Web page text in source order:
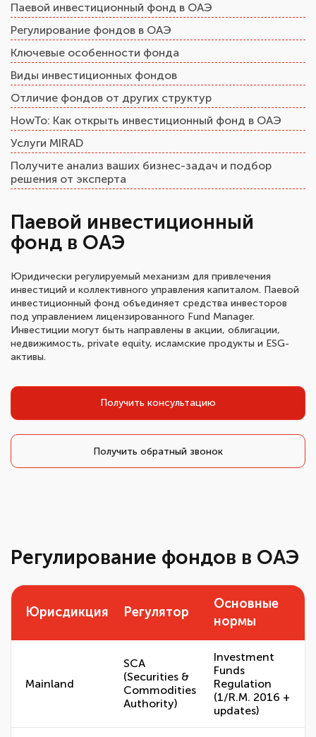
Паевой инвестиционный
фонд в ОАЭ
Юридически регулируемый механизм для привлечения
инвестиций и коллективного управления капиталом. Паевой
инвестиционный фонд объединяет средства инвесторов
под управлением лицензированного Fund Manager.
Инвестиции могут быть направлены в акции, облигации,
недвижимость, private equity, исламские продукты и ESG-
активы.
Получить консультацию
Получить обратный звонок
Регулирование фондов в ОАЭ
Юрисдикция Регулятор
Основные
нормы
Mainland
SCA
(Securities &
Commodities
Authority)
Investment
Funds
Regulation
(1/R.M. 2016 +
updates)
Паевой инвестиционный фонд в ОАЭ
Регулирование фондов в ОАЭ
Ключевые особенности фонда
Виды инвестиционных фондов
Отличие фондов от других структур
HowTo: Как открыть инвестиционный фонд в ОАЭ
Услуги MIRAD
Получите анализ ваших бизнес-задач и подбор
решения от эксперта